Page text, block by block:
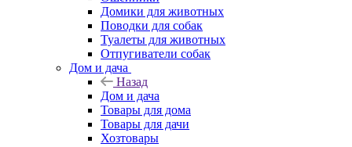
Домики для животных
Поводки для собак
Туалеты для животных
Отпугиватели собак
Дом и дача
Назад
Дом и дача
Товары для дома
Товары для дачи
Хозтовары